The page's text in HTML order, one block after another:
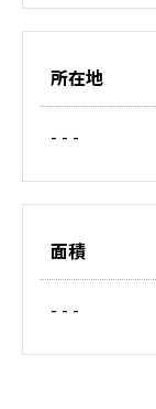
所在地
- - -
面積
- - -